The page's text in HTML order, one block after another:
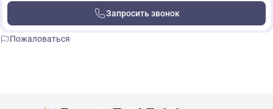
Запросить звонок
Пожаловаться